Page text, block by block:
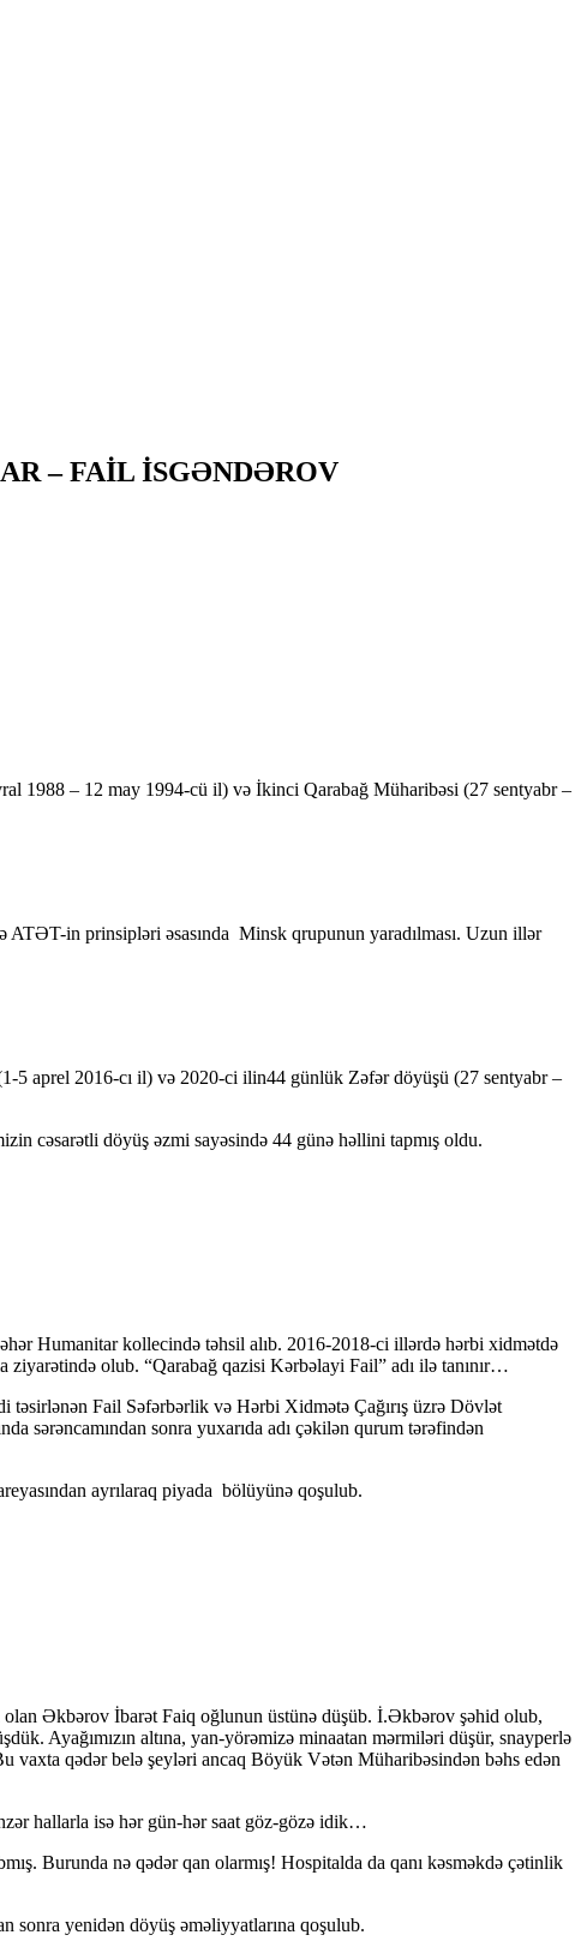
– FAİL İSGƏNDƏROV
1988 – 12 may 1994-cü il) və İkinci Qarabağ Müharibəsi (27 sentyabr –
in prinsipləri əsasın­da Minsk qrupunun yaradılması. Uzun illər
5 aprel 2016-cı il) və 2020-ci ilin44 günlük Zəfər döyüşü (27 sentyabr –
cəsarətli döyüş əzmi sayəsində 44 günə həllini tapmış oldu.
Humanitar kollecində təhsil alıb. 2016-2018-ci illərdə hərbi xidmətdə
olub. “Qarabağ qazisi Kərbəlayi Fail” adı ilə tanınır…
təsirlənən Fail Səfərbərlik və Hərbi Xidmətə Çağırış üzrə Dövlət
sərəncamından sonra yuxarıda adı çəkilən qurum tərəfindən
ayrılaraq piyada bölüyünə qoşulub.
olan Əkbərov İbarət Faiq oğlunun üstünə düşüb. İ.Əkbərov şəhid olub,
Ayağımızın altına, yan-yörəmizə minaatan mərmiləri düşür, snayperlə
qədər belə şeyləri ancaq Böyük Vətən Müharibəsindən bəhs edən
hallarla isə hər gün-hər saat göz-gözə idik…
Burunda nə qədər qan olarmış! Hospitalda da qanı kəsməkdə çətinlik
sonra yenidən döyüş əməliyyatlarına qoşulub.